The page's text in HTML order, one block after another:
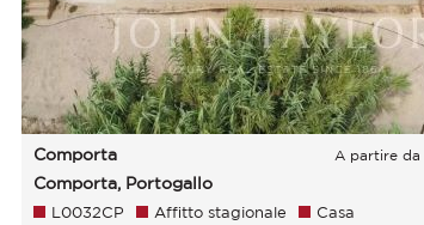
Comporta
Comporta, Portogallo
A partire da
L0032CP Affitto stagionale Casa